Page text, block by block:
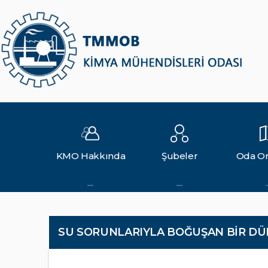
KMO Hakkında Şubeler Oda
SU SORUNLARIYLA BOĞUŞAN BİR